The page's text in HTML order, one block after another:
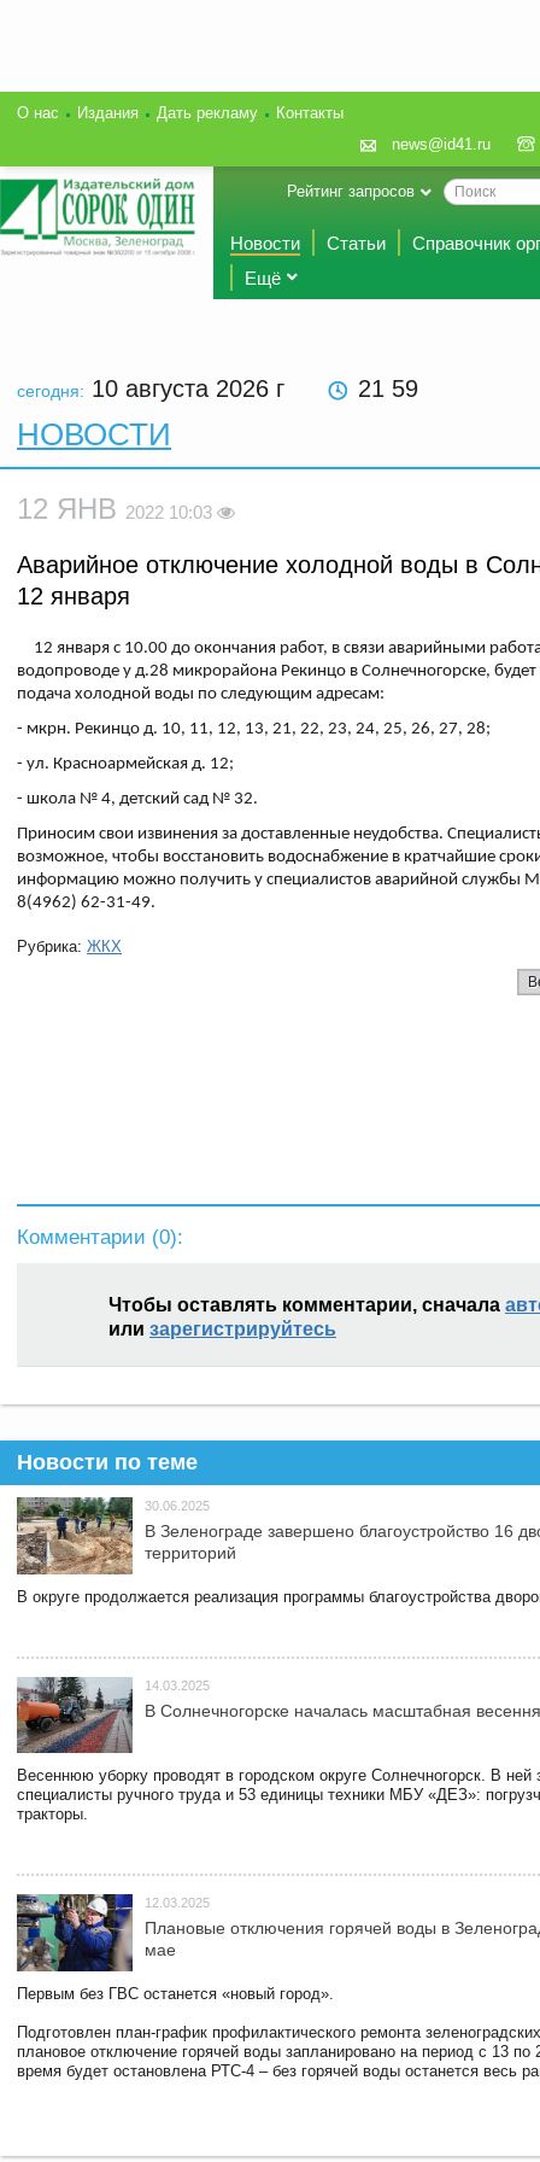
О нас Издания Дать рекламу
Контакты
news@id41.ru
Рейтинг запросов
Новости Статьи
Справочник
Ещё
сегодня: 10 августа 2026 г 21 59
НОВОСТИ
12 ЯНВ 2022 10:03
Аварийное отключение холодной воды в
12 января
12 января с 10.00 до окончания работ, в связи аварийными
водопроводе у д.28 микрорайона Рекинцо в Солнечногорске,
подача холодной воды по следующим адресам:
- мкрн. Рекинцо д. 10, 11, 12, 13, 21, 22, 23, 24, 25, 26, 27, 28;
- ул. Красноармейская д. 12;
- школа № 4, детский сад № 32.
Приносим свои извинения за доставленные неудобства.
возможное, чтобы восстановить водоснабжение в кратчайшие
информацию можно получить у специалистов аварийной службы
8(4962) 62-31-49.
Рубрика: ЖКХ
Комментарии (0):
Чтобы оставлять комментарии, сначала
или зарегистрируйтесь
Новости по теме
30.06.2025
В Зеленограде завершено благоустройство 16
территорий
В округе продолжается реализация программы благоустройства
14.03.2025
В Солнечногорске началась масштабная
Весеннюю уборку проводят в городском округе Солнечногорск. В ней
специалисты ручного труда и 53 единицы техники МБУ «ДЕЗ»:
тракторы.
12.03.2025
Плановые отключения горячей воды в
мае
Первым без ГВС останется «новый город».
Подготовлен план-график профилактического ремонта
плановое отключение горячей воды запланировано на период с 13 по
время будет остановлена РТС-4 – без горячей воды останется весь